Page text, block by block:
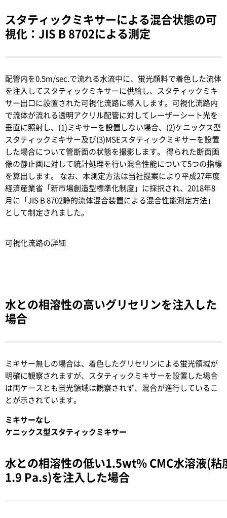
スタティックミキサーによる混合状態の可
視化：JIS B 8702による測定
配管内を0.5m/sec.で流れる水流中に、蛍光顔料で着色した流体
を注入してスタティックミキサーに供給し、スタティックミキ
サー出口に設置された可視化流路に導入します。可視化流路内
で流体が流れる透明アクリル配管に対してレーザーシート光を
垂直に照射し、(1)ミキサーを設置しない場合、(2)ケニックス型
スタティックミキサー及び(3)MSEスタティックミキサーを設置
した場合について管断面の状態を撮影します。 得られた断面画
像の静止画に対して統計処理を行い混合性能について5つの指標
を算出します。 なお、本測定方法は当社提案により平成27年度
経済産業省「新市場創造型標準化制度」に採択され、2018年8
月に「JIS B 8702静的流体混合装置による混合性能測定方法」
として制定されました。
可視化流路の詳細
水との相溶性の高いグリセリンを注入した
場合
ミキサー無しの場合は、着色したグリセリンによる蛍光領域が
明確に観察されますが、スタティックミキサーを設置した場合
は両ケースとも蛍光領域は観察されず、混合が進行しているこ
とが示されています。
ミキサーなし
ケニックス型スタティックミキサー
水との相溶性の低い1.5wt% CMC水溶液(粘
1.9 Pa.s)を注入した場合